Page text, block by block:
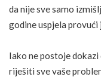
da nije sve samo
godine uspjela
Iako ne postoje
riješiti sve vaše